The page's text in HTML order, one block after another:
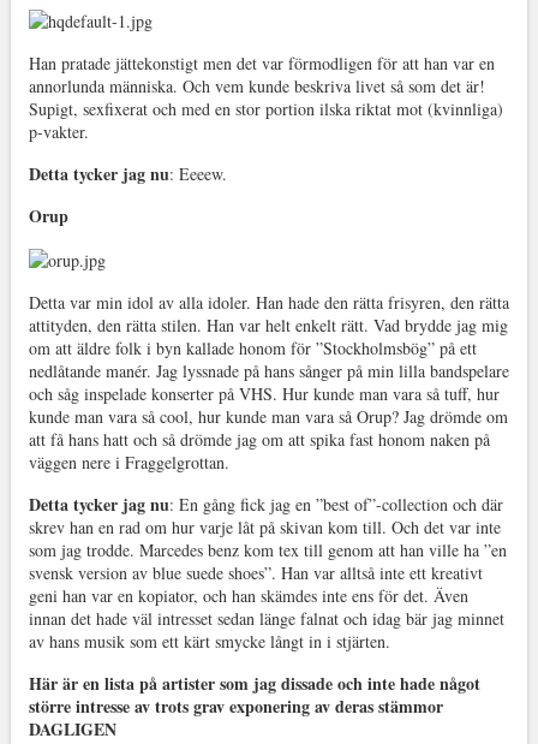
Han pratade jättekonstigt men det var förmodligen för att han var en
annorlunda människa. Och vem kunde beskriva livet så som det är!
Supigt, sexfixerat och med en stor portion ilska riktat mot (kvinnliga)
p-vakter.
Detta tycker jag nu: Eeeew.
Orup
Detta var min idol av alla idoler. Han hade den rätta frisyren, den rätta
attityden, den rätta stilen. Han var helt enkelt rätt. Vad brydde jag mig
om att äldre folk i byn kallade honom för ”Stockholmsbög” på ett
nedlåtande manér. Jag lyssnade på hans sånger på min lilla bandspelare
och såg inspelade konserter på VHS. Hur kunde man vara så tuff, hur
kunde man vara så cool, hur kunde man vara så Orup? Jag drömde om
att få hans hatt och så drömde jag om att spika fast honom naken på
väggen nere i Fraggelgrottan.
Detta tycker jag nu: En gång fick jag en ”best of”-collection och där
skrev han en rad om hur varje låt på skivan kom till. Och det var inte
som jag trodde. Marcedes benz kom tex till genom att han ville ha ”en
svensk version av blue suede shoes”. Han var alltså inte ett kreativt
geni han var en kopiator, och han skämdes inte ens för det. Även
innan det hade väl intresset sedan länge falnat och idag bär jag minnet
av hans musik som ett kärt smycke långt in i stjärten.
Här är en lista på artister som jag dissade och inte hade något
större intresse av trots grav exponering av deras stämmor
DAGLIGEN